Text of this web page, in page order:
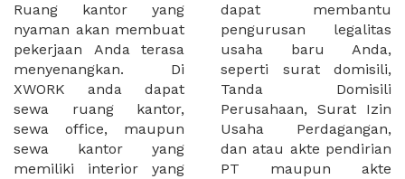
Ruang kantor yang
nyaman akan membuat
pekerjaan Anda terasa
menyenangkan. Di
XWORK anda dapat
sewa ruang kantor,
sewa office, maupun
sewa kantor yang
memiliki interior yang
dapat membantu
pengurusan legalitas
usaha baru Anda,
seperti surat domisili,
Tanda Domisili
Perusahaan, Surat Izin
Usaha Perdagangan,
dan atau akte pendirian
PT maupun akte